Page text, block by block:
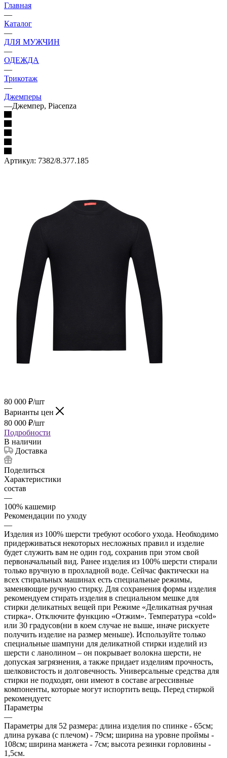
Главная
—
Каталог
—
ДЛЯ МУЖЧИН
—
ОДЕЖДА
—
Трикотаж
—
Джемперы
—Джемпер, Piacenza
Артикул: 7382/8.377.185
80 000 ₽/шт
Варианты цен
80 000 ₽/шт
Подробности
В наличии
Доставка
Поделиться
Характеристики
состав
—
100% кашемир
Рекомендации по уходу
—
Изделия из 100% шерсти требуют особого ухода. Необходимо
придерживаться некоторых несложных правил и изделие
будет служить вам не один год, сохранив при этом свой
первоначальный вид. Ранее изделия из 100% шерсти стирали
только вручную в прохладной воде. Сейчас фактически на
всех стиральных машинах есть специальные режимы,
заменяющие ручную стирку. Для сохранения формы изделия
рекомендуем стирать изделия в специальном мешке для
стирки деликатных вещей при Режиме «Деликатная ручная
стирка». Отключите функцию «Отжим». Температура «cold»
или 30 градусов(ни в коем случае не выше, иначе рискуете
получить изделие на размер меньше). Используйте только
специальные шампуни для деликатной стирки изделий из
шерсти с ланолином – он покрывает волокна шерсти, не
допуская загрязнения, а также придает изделиям прочность,
шелковистость и долговечность. Универсальные средства для
стирки не подходят, они имеют в составе агрессивные
компоненты, которые могут испортить вещь. Перед стиркой
рекомендуетс
Параметры
—
Параметры для 52 размера: длина изделия по спинке - 65см;
длина рукава (с плечом) - 79см; ширина на уровне проймы -
108см; ширина манжета - 7см; высота резинки горловины -
1,5см.